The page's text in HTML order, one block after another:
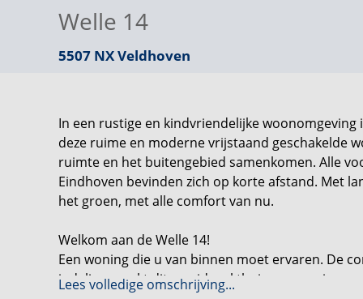
Welle 14
5507 NXVeldhoven
In een rustige en kindvriendelijke
deze ruime en moderne vrijstaand geschakelde
ruimte en het buitengebied samenkomen. Alle
Eindhoven bevinden zich op korte afstand. Met
het groen, met alle comfort van nu.
Welkom aan de Welle 14!
Een woning die u van binnen moet ervaren. De
indeling maakt dit een ideaal thuis voor
Lees volledige omschrijving...